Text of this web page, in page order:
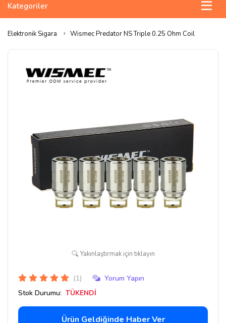
Kategoriler
Elektronik Sigara Wismec Predator NS Triple 0.25 Ohm Coil
Yakınlaştırmak için tıklayın
(1)
Yorum Yapın
Stok Durumu: TÜKENDİ
Ürün Geldiğinde Haber Ver